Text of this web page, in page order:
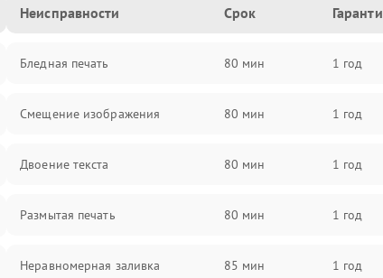
Неисправности Срок
Бледная печать 80 мин 1 год
Смещение изображения 80 мин 1 год
Двоение текста 80 мин 1 год
Размытая печать 80 мин 1 год
Неравномерная заливка 85 мин 1 год